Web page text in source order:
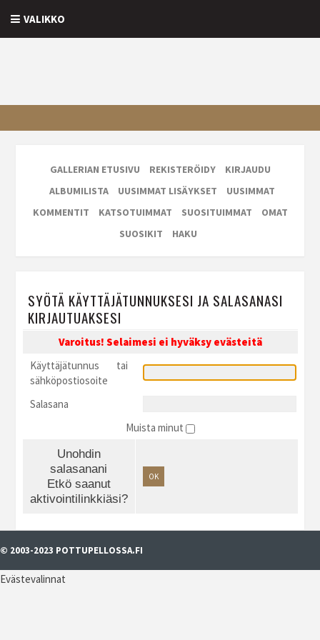
VALIKKO
GALLERIAN ETUSIVU REKISTERÖIDY
KIRJAUDU
ALBUMILISTA
UUSIMMAT LISÄYKSET
UUSIMMAT
KOMMENTIT
KATSOTUIMMAT SUOSITUIMMAT
OMAT
SUOSIKIT
HAKU
SYÖTÄ KÄYTTÄJÄTUNNUKSESI JA SALASANASI
KIRJAUTUAKSESI
Varoitus! Selaimesi ei hyväksy evästeitä
Käyttäjätunnus tai
sähköpostiosoite
Salasana
Muista minut
Unohdin
salasanani
Etkö saanut
aktivointilinkkiäsi?
OK
© 2003-2023 POTTUPELLOSSA.FI
Evästevalinnat